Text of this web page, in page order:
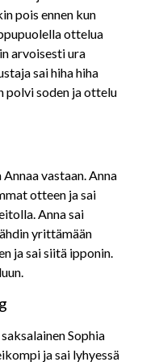
pois ennen kun
ottelua
arvoisesti ura
sai hiha hiha
polvi soden ja ottelu
vastaan. Anna
otteen ja sai
Anna sai
yrittämään
ja sai siitä ipponin.
Sophia
ja sai lyhyessä